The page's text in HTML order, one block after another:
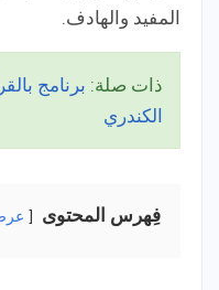
المفيد والهادف.
ذات صلة: برنامج
الكندري
فِهرس المحتوى